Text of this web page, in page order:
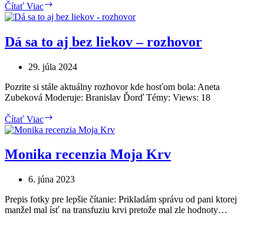
Čítať Viac
recenzia
Krv
Dá sa to aj bez liekov – rozhovor
29. júla 2024
Pozrite si stále aktuálny rozhovor kde hosťom bola: Aneta
Zubeková Moderuje: Branislav Ďorď Témy: Views: 18
Čítať Viac
sa
bez
–
Monika recenzia Moja Krv
6. júna 2023
Prepis fotky pre lepšie čítanie: Prikladám správu od pani ktorej
manžel mal ísť na transfuziu krvi pretože mal zle hodnoty…